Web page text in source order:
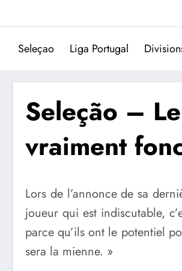
Seleçao Liga Portugal
Seleção –
vraiment
Lors de l’annonce de sa
joueur qui est indiscutable,
parce qu’ils ont le potentiel
sera la mienne. »